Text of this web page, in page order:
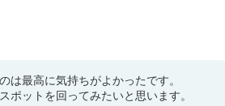
は最高に気持ちがよかったです。
ポットを回ってみたいと思います。